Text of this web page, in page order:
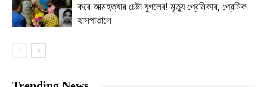
করে আত্মহত্যার চেষ্টা যুগলের! মৃত্যু প্রেমিকার, প্রেমিক
হাসপাতালে